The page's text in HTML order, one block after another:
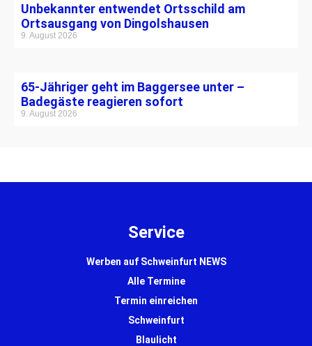
Unbekannter entwendet Ortsschild am
Ortsausgang von Dingolshausen
9. August 2026
65-Jähriger geht im Baggersee unter –
Badegäste reagieren sofort
9. August 2026
Service
Werben auf Schweinfurt NEWS
Alle Termine
Termin einreichen
Schweinfurt
Blaulicht